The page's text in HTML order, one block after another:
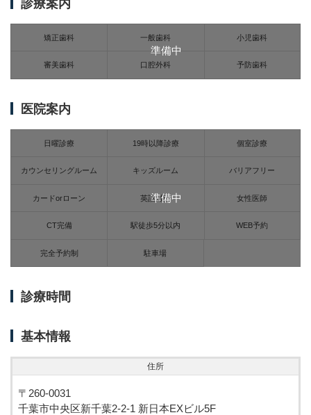
診療案内
準備中
矯正歯科 一般歯科 小児歯科
審美歯科 口腔外科 予防歯科
医院案内
準備中
日曜診療 19時以降診療 個室診療
カウンセリングルーム キッズルーム バリアフリー
カードorローン 英語対応 女性医師
CT完備 駅徒歩5分以内 WEB予約
完全予約制 駐車場
診療時間
基本情報
住所
〒260-0031
千葉市中央区新千葉2-2-1 新日本EXビル5F